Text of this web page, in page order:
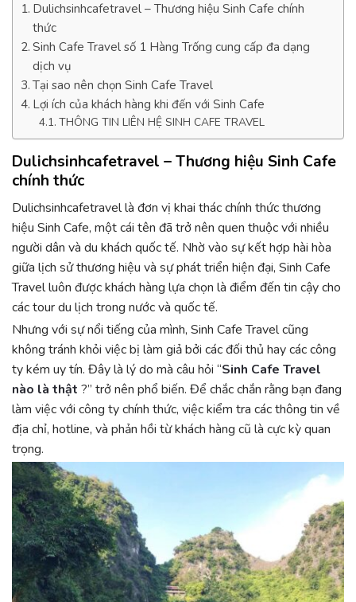
Dulichsinhcafetravel – Thương hiệu Sinh Cafe chính
thức
Sinh Cafe Travel số 1 Hàng Trống cung cấp đa dạng
dịch vụ
Tại sao nên chọn Sinh Cafe Travel
Lợi ích của khách hàng khi đến với Sinh Cafe
THÔNG TIN LIÊN HỆ SINH CAFE TRAVEL
Dulichsinhcafetravel – Thương hiệu Sinh Cafe
chính thức
Dulichsinhcafetravel là đơn vị khai thác chính thức thương
hiệu Sinh Cafe, một cái tên đã trở nên quen thuộc với nhiều
người dân và du khách quốc tế. Nhờ vào sự kết hợp hài hòa
giữa lịch sử thương hiệu và sự phát triển hiện đại, Sinh Cafe
Travel luôn được khách hàng lựa chọn là điểm đến tin cậy cho
các tour du lịch trong nước và quốc tế.
Nhưng với sự nổi tiếng của mình, Sinh Cafe Travel cũng
không tránh khỏi việc bị làm giả bởi các đối thủ hay các công
ty kém uy tín. Đây là lý do mà câu hỏi “Sinh Cafe Travel
nào là thật ?” trở nên phổ biến. Để chắc chắn rằng bạn đang
làm việc với công ty chính thức, việc kiểm tra các thông tin về
địa chỉ, hotline, và phản hồi từ khách hàng cũ là cực kỳ quan
trọng.